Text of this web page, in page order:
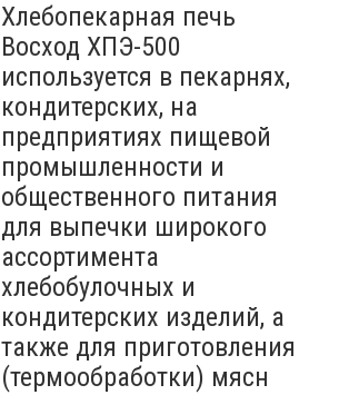
Хлебопекарная печь
Восход ХПЭ-500
используется в пекарнях,
кондитерских, на
предприятиях пищевой
промышленности и
общественного питания
для выпечки широкого
ассортимента
хлебобулочных и
кондитерских изделий, а
также для приготовления
(термообработки) мясн